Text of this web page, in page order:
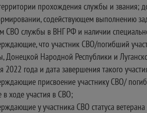
прохождения службы и
содействующем выполнению
СВО службы в ВНГ РФ и наличии
что участник СВО/погибший
Донецкой Народной Республики и
2022 года и дата завершения такого
присвоение участнику СВО/
в ходе участия в СВО;
у участника СВО статуса